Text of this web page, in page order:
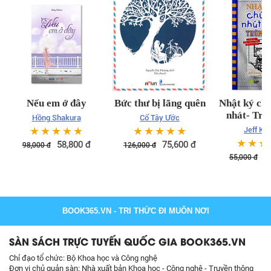
Nếu em ở đây
Hồng Shakura
☆☆☆☆☆
98,000đ 58,800đ
Bức thư bị lãng quên
Cổ Tây Ước
☆☆☆☆☆
126,000đ 75,600 đ
Nhật ký
nhát-
Jeff
☆☆☆
55,000đ
BOOK365.VN - TRI THỨC ĐI MUÔN NƠI
SÀN SÁCH TRỰC TUYẾN QUỐC GIA BOOK365.VN
Chỉ đạo tổ chức: Bộ Khoa học và Công nghệ
Đơn vị chủ quản sàn: Nhà xuất bản Khoa học - Công nghệ - Truyền thông